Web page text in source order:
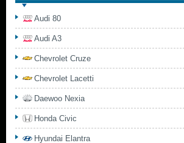
Audi 80
Audi A3
Chevrolet Cruze
Chevrolet Lacetti
Daewoo Nexia
Honda Civic
Hyundai Elantra